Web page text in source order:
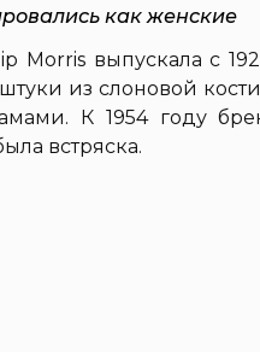
как женские
Morris выпускала с
из слоновой
К 1954 году
встряска.